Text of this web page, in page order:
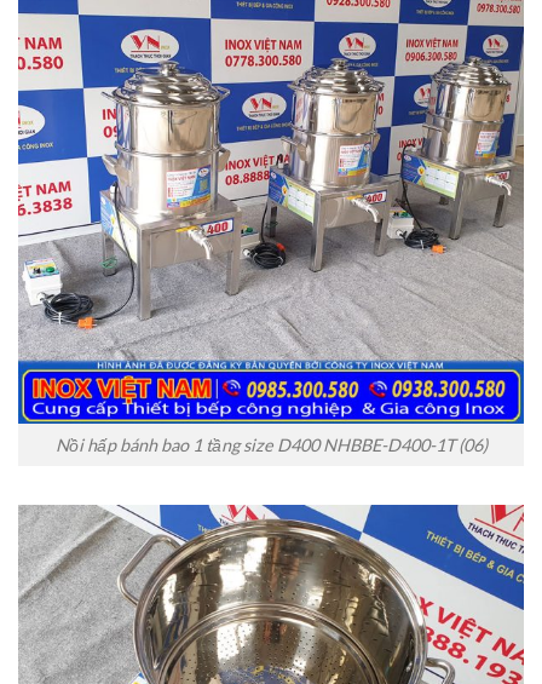
Nồi hấp bánh bao 1 tầng size D400 NHBBE-D400-1T (06)